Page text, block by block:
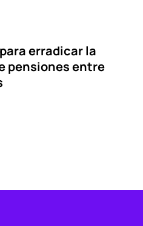
erradicar la
pensiones entre